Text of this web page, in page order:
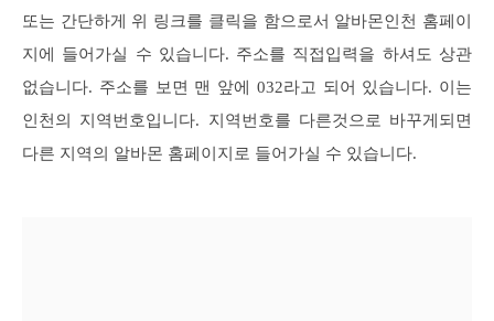
또는 간단하게 위 링크를 클릭을 함으로서 알바몬인천 홈페이
지에 들어가실 수 있습니다. 주소를 직접입력을 하셔도 상관
없습니다. 주소를 보면 맨 앞에 032라고 되어 있습니다. 이는
인천의 지역번호입니다. 지역번호를 다른것으로 바꾸게되면
다른 지역의 알바몬 홈페이지로 들어가실 수 있습니다.